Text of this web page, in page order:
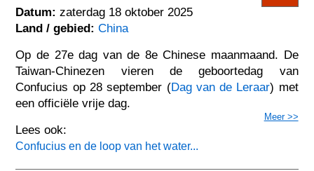
Datum: zaterdag 18 oktober 2025
Land / gebied: China
Op de 27e dag van de 8e Chinese maanmaand. De
Taiwan-Chinezen vieren de geboortedag van
Confucius op 28 september (Dag van de Leraar) met
een officiële vrije dag.
Meer >>
Lees ook:
Confucius en de loop van het water...